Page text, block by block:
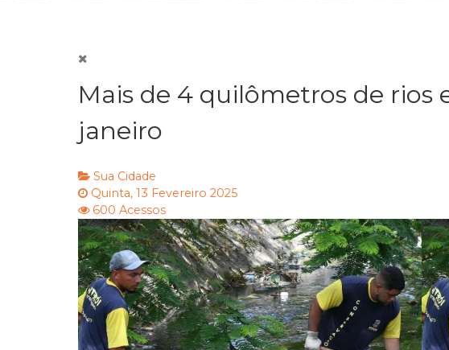
Mais de 4 quilômetros de rios
janeiro
Sua Cidade
Quinta, 13 Fevereiro 2025
600 Acessos